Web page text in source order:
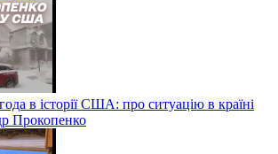
в історії США: про ситуацію в країні
Прокопенко